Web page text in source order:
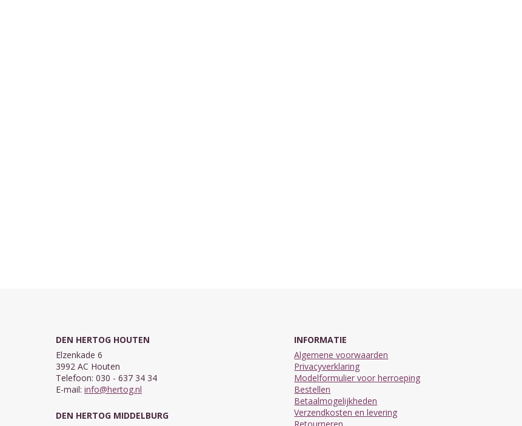
DEN HERTOG HOUTEN
Elzenkade 6
3992 AC Houten
Telefoon: 030 - 637 34 34
E-mail: info@hertog.nl
DEN HERTOG MIDDELBURG
INFORMATIE
Algemene voorwaarden
Privacyverklaring
Modelformulier voor herroeping
Bestellen
Betaalmogelijkheden
Verzendkosten en levering